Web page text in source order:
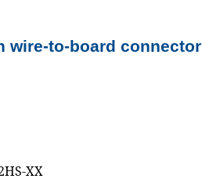
wire-to-board connector
XX